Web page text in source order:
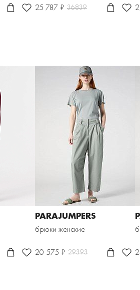
25 787 ₽ 36839
PARAJUMPERS
брюки женские
20 575 ₽ 29393